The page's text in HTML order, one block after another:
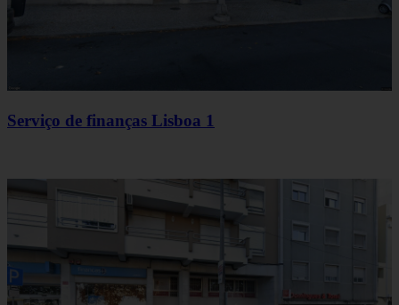
Serviço de finanças Lisboa 1